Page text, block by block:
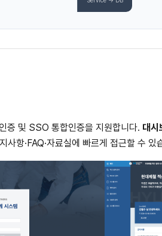
증 및 SSO 통합인증을 지원합니다. 대시
사항·FAQ·자료실에 빠르게 접근할 수 있